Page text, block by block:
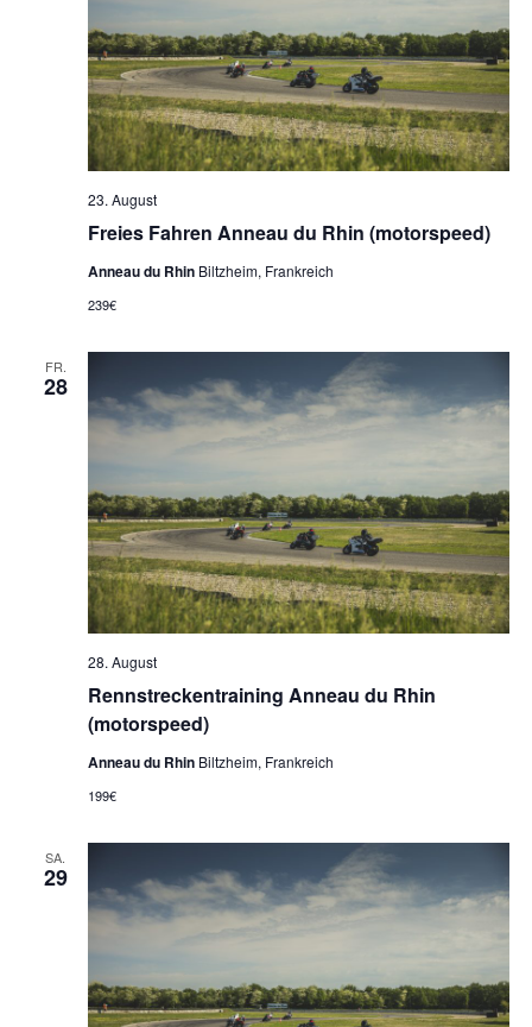
Freies Fahren Anneau du Rhin (motorspeed)
23. August
Anneau du Rhin Biltzheim, Frankreich
239€
FR.
28
Rennstreckentraining Anneau du Rhin
(motorspeed)
28. August
Anneau du Rhin Biltzheim, Frankreich
199€
SA.
29